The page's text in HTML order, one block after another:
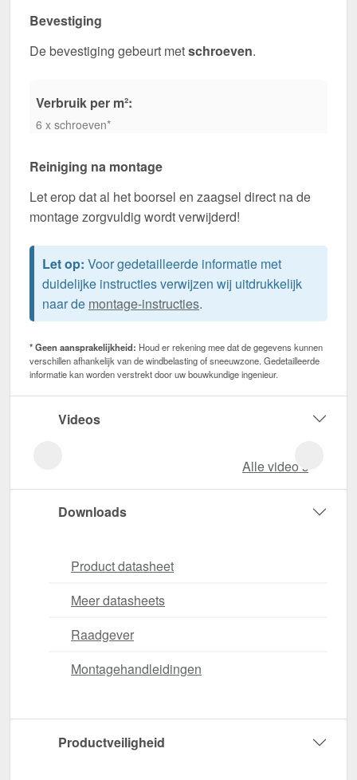
Bevestiging
De bevestiging gebeurt metschroeven.
Verbruik per m²:
6 x schroeven*
Reiniging na montage
Let erop dat al het boorsel en zaagsel direct na de
montage zorgvuldig wordt verwijderd!
Let op: Voor gedetailleerde informatie met
duidelijke instructies verwijzen wij uitdrukkelijk
naar de montage-instructies.
* Geen aansprakelijkheid: Houd er rekening mee dat de gegevens kunnen
verschillen afhankelijk van de windbelasting of sneeuwzone. Gedetailleerde
informatie kan worden verstrekt door uw bouwkundige ingenieur.
Videos
Alle video‘s
Downloads
Product datasheet
Meer datasheets
Raadgever
Montagehandleidingen
Productveiligheid